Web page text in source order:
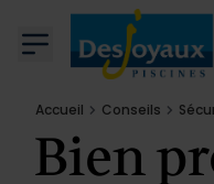
Aller au contenu
Accueil Conseils
Bien